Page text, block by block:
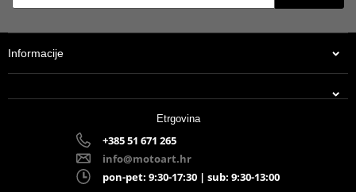
Informacije
Etrgovina
+385 51 671 265
info@motoart.hr
pon-pet: 9:30-17:30 | sub: 9:30-13:00